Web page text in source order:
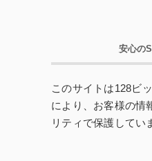
安心の
このサイトは128ビ
により、お客様の情
リティで保護してい